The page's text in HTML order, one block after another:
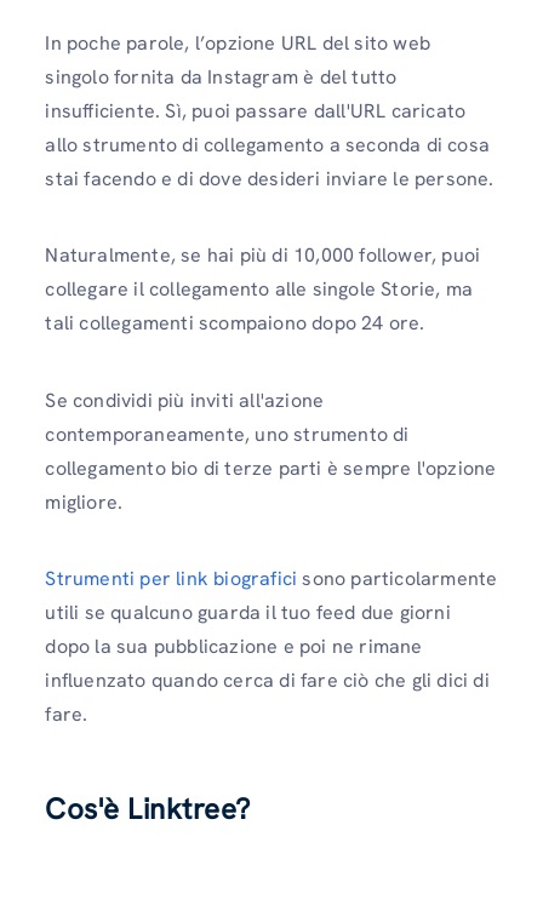
In poche parole, l’opzione URL del sito web
singolo fornita da Instagram è del tutto
insufficiente. Sì, puoi passare dall'URL caricato
allo strumento di collegamento a seconda di cosa
stai facendo e di dove desideri inviare le persone.
Naturalmente, se hai più di 10,000 follower, puoi
collegare il collegamento alle singole Storie, ma
tali collegamenti scompaiono dopo 24 ore.
Se condividi più inviti all'azione
contemporaneamente, uno strumento di
collegamento bio di terze parti è sempre l'opzione
migliore.
Strumenti per link biografici sono particolarmente
utili se qualcuno guarda il tuo feed due giorni
dopo la sua pubblicazione e poi ne rimane
influenzato quando cerca di fare ciò che gli dici di
fare.
Cos'è Linktree?